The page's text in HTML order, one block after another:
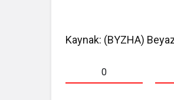
Kaynak: (BYZHA)
0